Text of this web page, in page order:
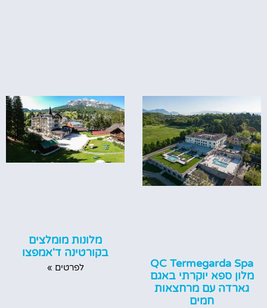
QC Termegarda Spa
מלון ספא יוקרתי באגם
גארדה עם מרחצאות
חמים
מלונות מומלצים
בקורטינה ד'אמפצו
לפרטים »